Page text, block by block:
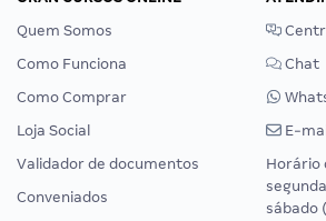
Quem Somos
Como Funciona
Como Comprar
Loja Social
Validador de documentos
Conveniados
Chat
E-
Horário
sábado